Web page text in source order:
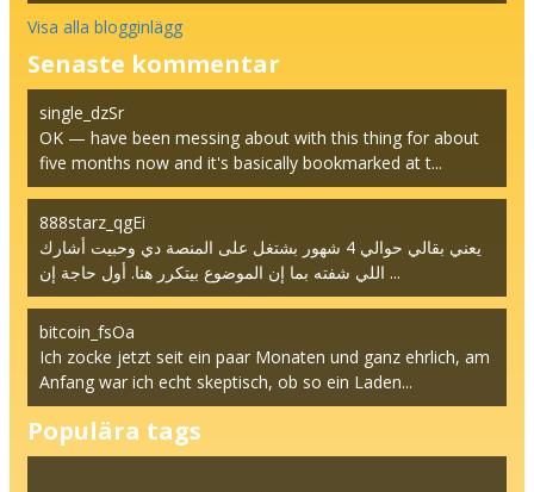
Visa alla blogginlägg
Senaste kommentar
single_dzSr
OK — have been messing about with this thing for about
five months now and it's basically bookmarked at t...
888starz_qgEi
يعني بقالي حوالي 4 شهور بشتغل على المنصة دي وحبيت أشارك
اللي شفته بما إن الموضوع بيتكرر هنا. أول حاجة إن ...
bitcoin_fsOa
Ich zocke jetzt seit ein paar Monaten und ganz ehrlich, am
Anfang war ich echt skeptisch, ob so ein Laden...
Populära tags